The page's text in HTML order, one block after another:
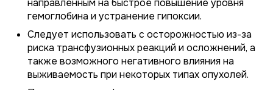
направленным на быстрое повышение уровня
гемоглобина и устранение гипоксии.
Следует использовать с осторожностью из-за
риска трансфузионных реакций и осложнений, а
также возможного негативного влияния на
выживаемость при некоторых типах опухолей.